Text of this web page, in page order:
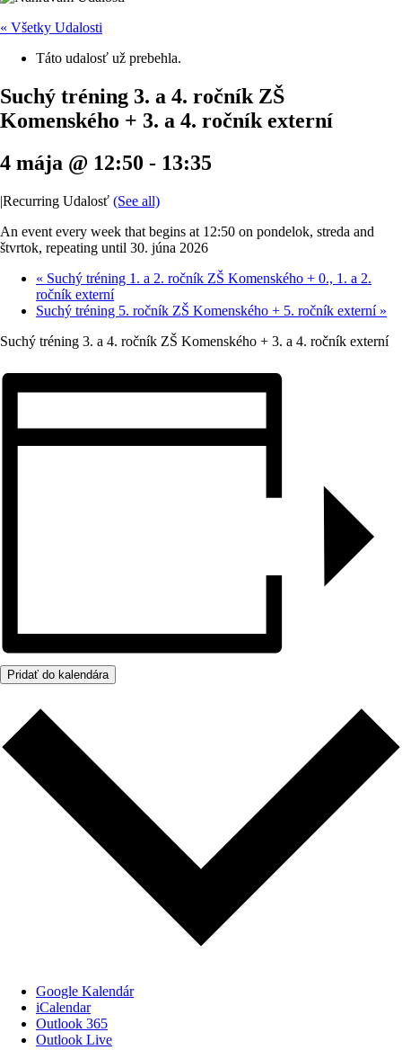
« Všetky Udalosti
Táto udalosť už prebehla.
Suchý tréning 3. a 4. ročník ZŠ
Komenského + 3. a 4. ročník externí
4 mája @ 12:50 - 13:35
|Recurring Udalosť (See all)
An event every week that begins at 12:50 on pondelok, streda and
štvrtok, repeating until 30. júna 2026
« Suchý tréning 1. a 2. ročník ZŠ Komenského + 0., 1. a 2.
ročník externí
Suchý tréning 5. ročník ZŠ Komenského + 5. ročník externí »
Suchý tréning 3. a 4. ročník ZŠ Komenského + 3. a 4. ročník externí
Pridať do kalendára
Google Kalendár
iCalendar
Outlook 365
Outlook Live